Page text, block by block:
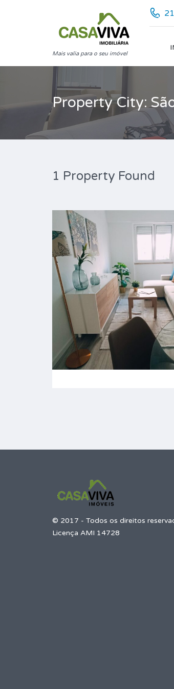
Mais valia para o seu imóvel
Property City:
1 Property Found
© 2017 - Todos os direitos
Licença AMI 14728